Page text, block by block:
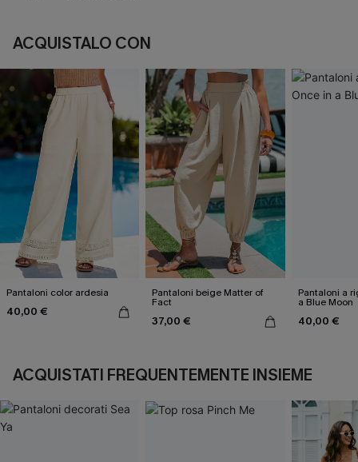
ACQUISTALO CON
Pantaloni color ardesia
40,00 €
Pantaloni beige Matter of
Fact
37,00 €
Pantaloni a
a Blue Moon
40,00 €
ACQUISTATI FREQUENTEMENTE INSIEME